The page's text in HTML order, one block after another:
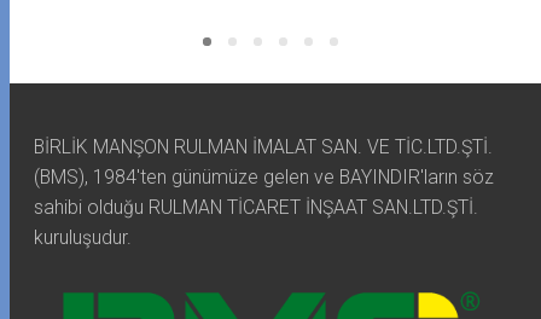
BİRLİK MANŞON RULMAN İMALAT SAN. VE TİC.LTD.ŞTİ.
(BMS), 1984'ten günümüze gelen ve BAYINDIR'ların söz
sahibi olduğu RULMAN TİCARET İNŞAAT SAN.LTD.ŞTİ.
kuruluşudur.